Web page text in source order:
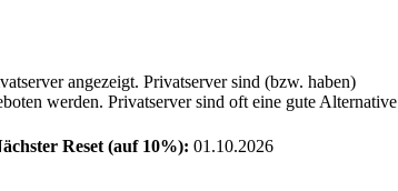
angezeigt. Privatserver sind (bzw. haben)
werden. Privatserver sind oft eine gute Alternative
Reset (auf 10%): 01.10.2026